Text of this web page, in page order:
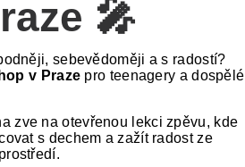
🎤
sebevědoměji a s radostí?
v Praze pro teenagery a dospělé
zve na otevřenou lekci zpěvu, kde
s dechem a zažít radost ze